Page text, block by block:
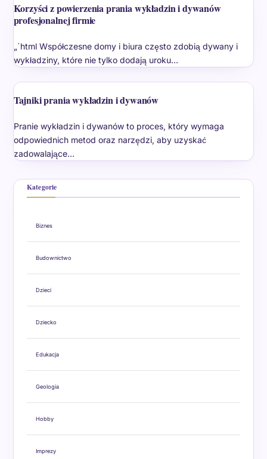
Korzyści z powierzenia prania wykładzin i dywanów
profesjonalnej firmie
„`html Współczesne domy i biura często zdobią dywany i
wykładziny, które nie tylko dodają uroku…
Tajniki prania wykładzin i dywanów
Pranie wykładzin i dywanów to proces, który wymaga
odpowiednich metod oraz narzędzi, aby uzyskać
zadowalające…
Kategorie
Biznes
Budownictwo
Dzieci
Dziecko
Edukacja
Geologia
Hobby
Imprezy